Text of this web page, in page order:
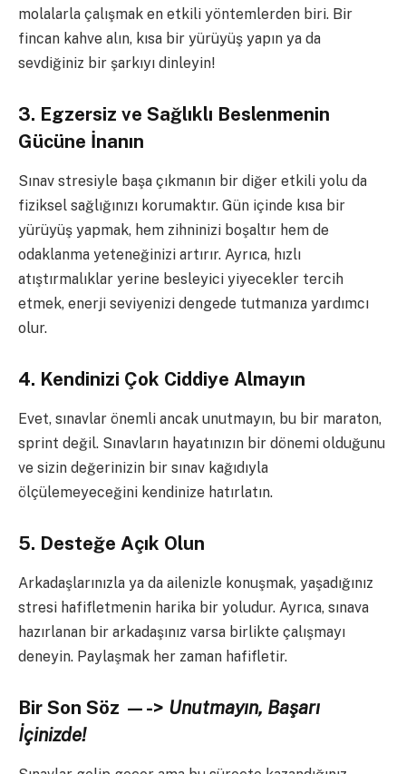
molalarla çalışmak en etkili yöntemlerden biri. Bir
fincan kahve alın, kısa bir yürüyüş yapın ya da
sevdiğiniz bir şarkıyı dinleyin!
3. Egzersiz ve Sağlıklı Beslenmenin
Gücüne İnanın
Sınav stresiyle başa çıkmanın bir diğer etkili yolu da
fiziksel sağlığınızı korumaktır. Gün içinde kısa bir
yürüyüş yapmak, hem zihninizi boşaltır hem de
odaklanma yeteneğinizi artırır. Ayrıca, hızlı
atıştırmalıklar yerine besleyici yiyecekler tercih
etmek, enerji seviyenizi dengede tutmanıza yardımcı
olur.
4. Kendinizi Çok Ciddiye Almayın
Evet, sınavlar önemli ancak unutmayın, bu bir maraton,
sprint değil. Sınavların hayatınızın bir dönemi olduğunu
ve sizin değerinizin bir sınav kağıdıyla
ölçülemeyeceğini kendinize hatırlatın.
5. Desteğe Açık Olun
Arkadaşlarınızla ya da ailenizle konuşmak, yaşadığınız
stresi hafifletmenin harika bir yoludur. Ayrıca, sınava
hazırlanan bir arkadaşınız varsa birlikte çalışmayı
deneyin. Paylaşmak her zaman hafifletir.
Bir Son Söz —-> Unutmayın, Başarı
İçinizde!